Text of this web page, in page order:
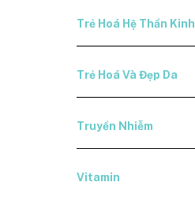
Trẻ Hoá Hệ Thần Kinh
Trẻ Hoá Và Đẹp Da
Truyền Nhiễm
Vitamin